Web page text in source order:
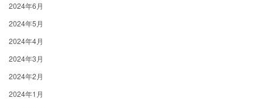
2024年6月
2024年5月
2024年4月
2024年3月
2024年2月
2024年1月